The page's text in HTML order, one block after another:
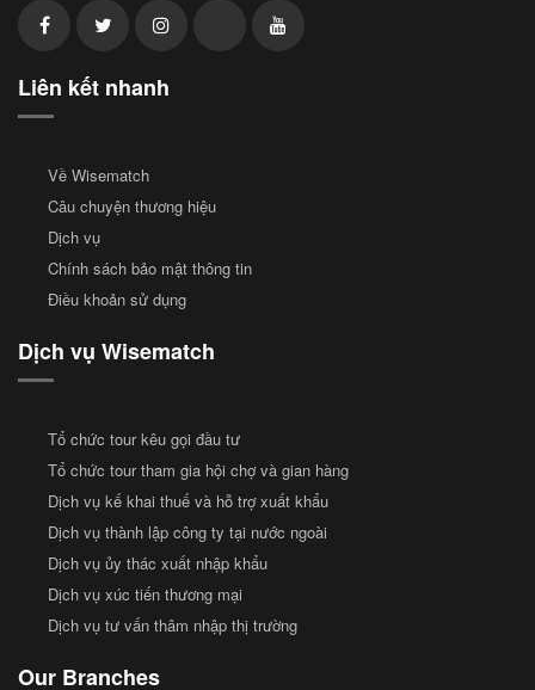
Liên kết nhanh
Về Wisematch
Câu chuyện thương hiệu
Dịch vụ
Chính sách bảo mật thông tin
Điều khoản sử dụng
Dịch vụ Wisematch
Tổ chức tour kêu gọi đầu tư
Tổ chức tour tham gia hội chợ và gian hàng
Dịch vụ kế khai thuế và hỗ trợ xuất khẩu
Dịch vụ thành lập công ty tại nước ngoài
Dịch vụ ủy thác xuất nhập khẩu
Dịch vụ xúc tiến thương mại
Dịch vụ tư vấn thâm nhập thị trường
Our Branches